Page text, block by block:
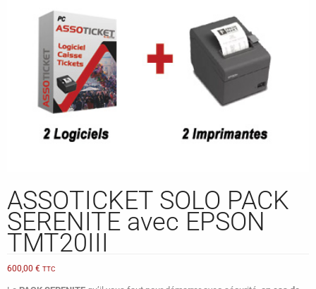
ASSOTICKET SOLO PACK
SERENITE avec EPSON
TMT20III
600,00 € TTC